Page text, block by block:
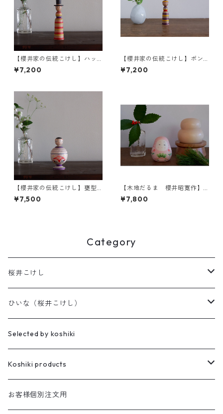
【櫻井家の伝統こけし】ハッ
ト帽a-5
¥7,200
【櫻井家の伝統こけし】ボン
ボンニット帽 8-g〈山桜〉
¥7,200
【櫻井家の伝統こけし】甕型a
-2
¥7,500
【木地だるま 櫻井昭寛作】
姫だるま 二筆目 b-3
¥7,800
Category
桜井こけし
天神様
櫻井家の伝統こけし
櫻井家の鳴子こけし
櫻井家の創作こけし
ひいな（桜井こけし）
昭寛作
華雅
座雛
親王飾り
貴心松華
Selected by koshiki
Koshiki products
本
お客様個別注文用